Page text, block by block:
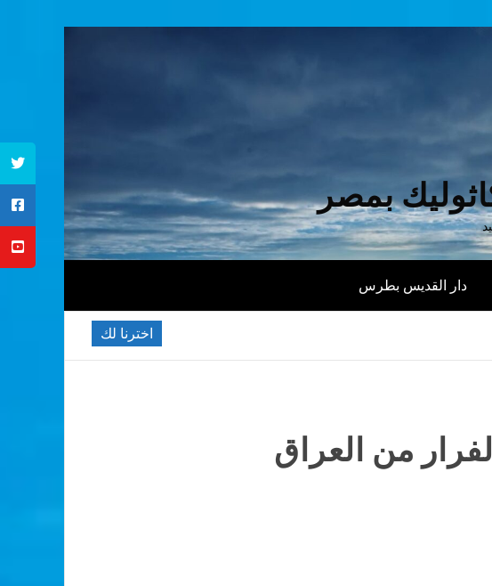
بمصر
دار القديس بطرس
اخترنا لك
من العراق